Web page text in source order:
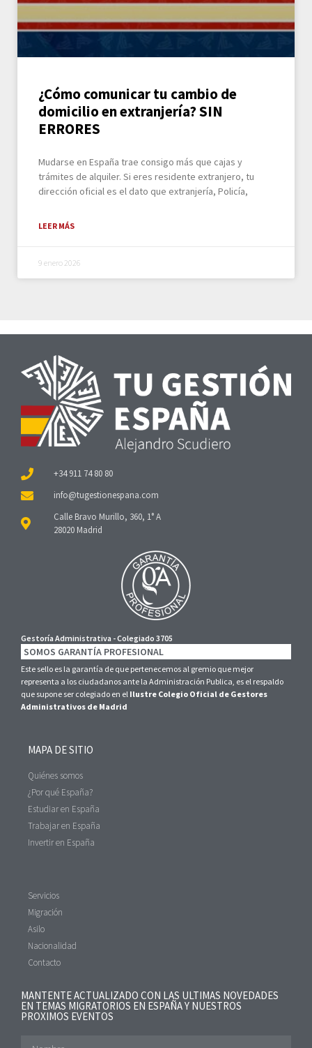
¿Cómo comunicar tu cambio de
domicilio en extranjería? SIN
ERRORES
Mudarse en España trae consigo más que cajas y
trámites de alquiler. Si eres residente extranjero, tu
dirección oficial es el dato que extranjería, Policía,
LEER MÁS
9 enero 2026
+34 911 74 80 80
Calle Bravo Murillo, 360, 1° A
28020 Madrid
Gestoría Administrativa - Colegiado 3705
SOMOS GARANTÍA PROFESIONAL
Este sello es la garantía de que pertenecemos al gremio que mejor
representa a los ciudadanos ante la Administración Publica, es el respaldo
que supone ser colegiado en el Ilustre Colegio Oficial de Gestores
Administrativos de Madrid
MAPA DE SITIO
Quiénes somos
¿Por qué España?
Estudiar en España
Trabajar en España
Invertir en España
Servicios
Migración
Asilo
Nacionalidad
Contacto
MANTENTE ACTUALIZADO CON LAS ULTIMAS NOVEDADES
EN TEMAS MIGRATORIOS EN ESPAÑA Y NUESTROS
PROXIMOS EVENTOS